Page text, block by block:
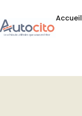
Accueil